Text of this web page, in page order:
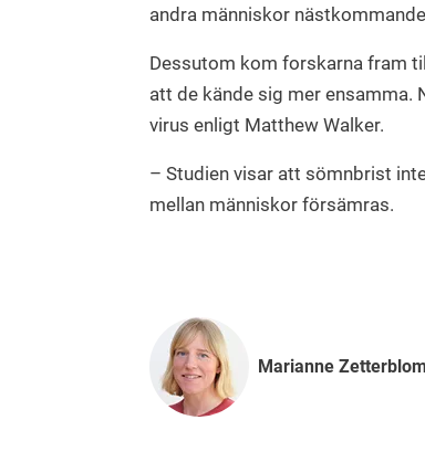
andra människor
Dessutom kom forskarna fram
att de kände sig mer
virus enligt Matthew Walker.
– Studien visar att sömnbrist
mellan människor försämras.
Marianne Zetterblom